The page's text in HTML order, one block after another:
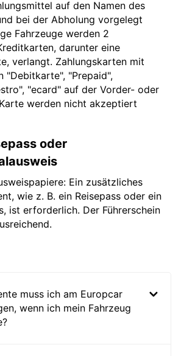
auf den Namen des
bei der Abholung vorgelegt
Fahrzeuge werden 2
darunter eine
verlangt. Zahlungskarten mit
"Debitkarte", "Prepaid",
"ecard" auf der Vorder- oder
werden nicht akzeptiert
oder
Ein zusätzliches
wie z. B. ein Reisepass oder ein
ist erforderlich. Der Führerschein
muss ich am Europcar
wenn ich mein Fahrzeug